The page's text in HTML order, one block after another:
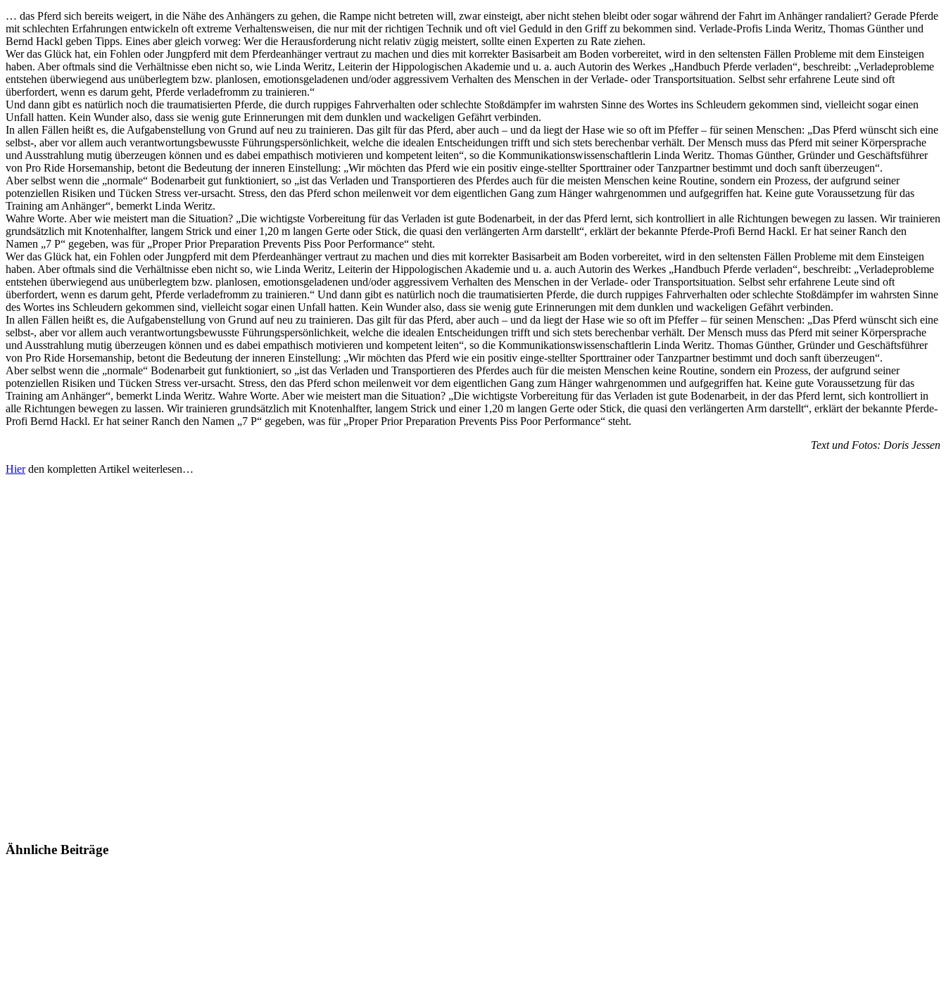
… das Pferd sich bereits weigert, in die Nähe des Anhängers zu gehen, die Rampe nicht betreten will, zwar einsteigt, aber nicht stehen bleibt oder sogar während der Fahrt im Anhänger randaliert? Gerade Pferde
mit schlechten Erfahrungen entwickeln oft extreme Verhaltensweisen, die nur mit der richtigen Technik und oft viel Geduld in den Griff zu bekommen sind. Verlade-Profis Linda Weritz, Thomas Günther und
Bernd Hackl geben Tipps. Eines aber gleich vorweg: Wer die Herausforderung nicht relativ zügig meistert, sollte einen Experten zu Rate ziehen.
Wer das Glück hat, ein Fohlen oder Jungpferd mit dem Pferdeanhänger vertraut zu machen und dies mit korrekter Basisarbeit am Boden vorbereitet, wird in den seltensten Fällen Probleme mit dem Einsteigen
haben. Aber oftmals sind die Verhältnisse eben nicht so, wie Linda Weritz, Leiterin der Hippologischen Akademie und u. a. auch Autorin des Werkes „Handbuch Pferde verladen“, beschreibt: „Verladeprobleme
entstehen überwiegend aus unüberlegtem bzw. planlosen, emotionsgeladenen und/oder aggressivem Verhalten des Menschen in der Verlade- oder Transportsituation. Selbst sehr erfahrene Leute sind oft
überfordert, wenn es darum geht, Pferde verladefromm zu trainieren.“
Und dann gibt es natürlich noch die traumatisierten Pferde, die durch ruppiges Fahrverhalten oder schlechte Stoßdämpfer im wahrsten Sinne des Wortes ins Schleudern gekommen sind, vielleicht sogar einen
Unfall hatten. Kein Wunder also, dass sie wenig gute Erinnerungen mit dem dunklen und wackeligen Gefährt verbinden.
In allen Fällen heißt es, die Aufgabenstellung von Grund auf neu zu trainieren. Das gilt für das Pferd, aber auch – und da liegt der Hase wie so oft im Pfeffer – für seinen Menschen: „Das Pferd wünscht sich eine
selbst-, aber vor allem auch verantwortungsbewusste Führungspersönlichkeit, welche die idealen Entscheidungen trifft und sich stets berechenbar verhält. Der Mensch muss das Pferd mit seiner Körpersprache
und Ausstrahlung mutig überzeugen können und es dabei empathisch motivieren und kompetent leiten“, so die Kommunikationswissenschaftlerin Linda Weritz. Thomas Günther, Gründer und Geschäftsführer
von Pro Ride Horsemanship, betont die Bedeutung der inneren Einstellung: „Wir möchten das Pferd wie ein positiv einge-stellter Sporttrainer oder Tanzpartner bestimmt und doch sanft überzeugen“.
Aber selbst wenn die „normale“ Bodenarbeit gut funktioniert, so „ist das Verladen und Transportieren des Pferdes auch für die meisten Menschen keine Routine, sondern ein Prozess, der aufgrund seiner
potenziellen Risiken und Tücken Stress ver-ursacht. Stress, den das Pferd schon meilenweit vor dem eigentlichen Gang zum Hänger wahrgenommen und aufgegriffen hat. Keine gute Voraussetzung für das
Training am Anhänger“, bemerkt Linda Weritz.
Wahre Worte. Aber wie meistert man die Situation? „Die wichtigste Vorbereitung für das Verladen ist gute Bodenarbeit, in der das Pferd lernt, sich kontrolliert in alle Richtungen bewegen zu lassen. Wir trainieren
grundsätzlich mit Knotenhalfter, langem Strick und einer 1,20 m langen Gerte oder Stick, die quasi den verlängerten Arm darstellt“, erklärt der bekannte Pferde-Profi Bernd Hackl. Er hat seiner Ranch den
Namen „7 P“ gegeben, was für „Proper Prior Preparation Prevents Piss Poor Performance“ steht.
Wer das Glück hat, ein Fohlen oder Jungpferd mit dem Pferdeanhänger vertraut zu machen und dies mit korrekter Basisarbeit am Boden vorbereitet, wird in den seltensten Fällen Probleme mit dem Einsteigen
haben. Aber oftmals sind die Verhältnisse eben nicht so, wie Linda Weritz, Leiterin der Hippologischen Akademie und u. a. auch Autorin des Werkes „Handbuch Pferde verladen“, beschreibt: „Verladeprobleme
entstehen überwiegend aus unüberlegtem bzw. planlosen, emotionsgeladenen und/oder aggressivem Verhalten des Menschen in der Verlade- oder Transportsituation. Selbst sehr erfahrene Leute sind oft
überfordert, wenn es darum geht, Pferde verladefromm zu trainieren.“ Und dann gibt es natürlich noch die traumatisierten Pferde, die durch ruppiges Fahrverhalten oder schlechte Stoßdämpfer im wahrsten Sinne
des Wortes ins Schleudern gekommen sind, vielleicht sogar einen Unfall hatten. Kein Wunder also, dass sie wenig gute Erinnerungen mit dem dunklen und wackeligen Gefährt verbinden.
In allen Fällen heißt es, die Aufgabenstellung von Grund auf neu zu trainieren. Das gilt für das Pferd, aber auch – und da liegt der Hase wie so oft im Pfeffer – für seinen Menschen: „Das Pferd wünscht sich eine
selbst-, aber vor allem auch verantwortungsbewusste Führungspersönlichkeit, welche die idealen Entscheidungen trifft und sich stets berechenbar verhält. Der Mensch muss das Pferd mit seiner Körpersprache
und Ausstrahlung mutig überzeugen können und es dabei empathisch motivieren und kompetent leiten“, so die Kommunikationswissenschaftlerin Linda Weritz. Thomas Günther, Gründer und Geschäftsführer
von Pro Ride Horsemanship, betont die Bedeutung der inneren Einstellung: „Wir möchten das Pferd wie ein positiv einge-stellter Sporttrainer oder Tanzpartner bestimmt und doch sanft überzeugen“.
Aber selbst wenn die „normale“ Bodenarbeit gut funktioniert, so „ist das Verladen und Transportieren des Pferdes auch für die meisten Menschen keine Routine, sondern ein Prozess, der aufgrund seiner
potenziellen Risiken und Tücken Stress ver-ursacht. Stress, den das Pferd schon meilenweit vor dem eigentlichen Gang zum Hänger wahrgenommen und aufgegriffen hat. Keine gute Voraussetzung für das
Training am Anhänger“, bemerkt Linda Weritz. Wahre Worte. Aber wie meistert man die Situation? „Die wichtigste Vorbereitung für das Verladen ist gute Bodenarbeit, in der das Pferd lernt, sich kontrolliert in
alle Richtungen bewegen zu lassen. Wir trainieren grundsätzlich mit Knotenhalfter, langem Strick und einer 1,20 m langen Gerte oder Stick, die quasi den verlängerten Arm darstellt“, erklärt der bekannte Pferde-
Profi Bernd Hackl. Er hat seiner Ranch den Namen „7 P“ gegeben, was für „Proper Prior Preparation Prevents Piss Poor Performance“ steht.
Text und Fotos: Doris Jessen
Hierden kompletten Artikel weiterlesen…
Ähnliche Beiträge